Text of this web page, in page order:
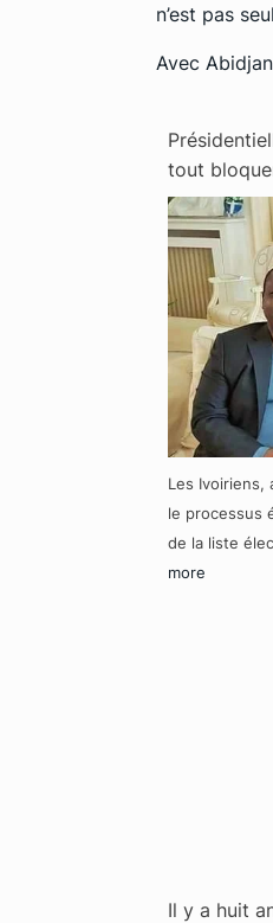
n’est pas
Avec
tout
Les Ivoiriens,
le processus
de la liste
more
Il y a huit